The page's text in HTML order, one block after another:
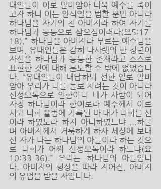
대인들이 이로 말미암아 더욱 예수를 죽이
고자 하니 이는 안식일을 범할 뿐만 아니라
하나님을 자기의 친 아버지라 하여 자기를
하나님과 동등으로 삼으심이러라(요5:17-
18).” 하나님을 아버지라 부르는 예수님을
보며, 유대인들은 감히 나사렛의 한 청년이
자신을 하나님과 동등한 존재라고 스스로
표현한 것에 대해 분노할 수 밖에 없었습니
다. “유대인들이 대답하되 선한 일로 말미
암아 우리가 너를 돌로 치려는 것이 아니라
신성모독으로 인함이니 네가 사람이 되어
자칭 하나님이라 함이로라 예수께서 이르
시되 너희 율법에 기록된 바 내가 너희를 신
이라 하였노라 하지 아니하였느냐 ...하물
며 아버지께서 거룩하게 하사 세상에 보내
신 자가 나는 하나님의 아들이라 하는 것으
로 너희가 어찌 신성모독이라 하느냐(요
10:33-36).” 우리는 하나님의 아들입니
다. 아버지의 형상을 따라 지어진, 아버지
의 유업을 받을 자입니다.